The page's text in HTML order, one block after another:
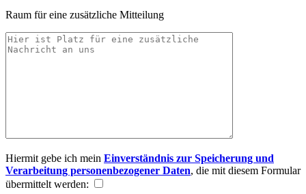
Raum für eine zusätzliche Mitteilung
Hiermit gebe ich mein Einverständnis zur Speicherung und
Verarbeitung personenbezogener Daten, die mit diesem Formular
übermittelt werden: